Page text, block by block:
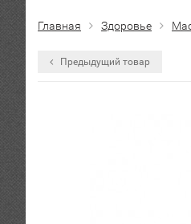
Главная Здоровье
Предыдущий товар